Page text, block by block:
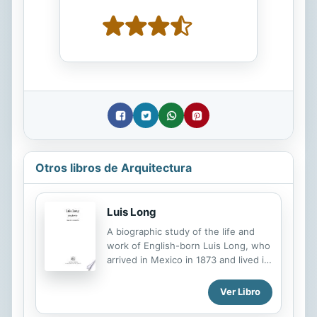
Otros libros de Arquitectura
Luis Long
A biographic study of the life and
work of English-born Luis Long, who
arrived in Mexico in 1873 and lived in
recognized as one of the most
important architects of his era.
Ver Libro